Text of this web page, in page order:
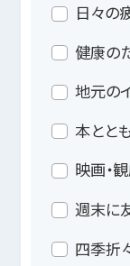
日々の
健康の
地元の
本とと
映画・
週末に
四季折